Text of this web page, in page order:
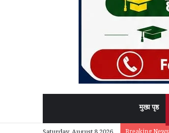
मुख्य पृष्ठ